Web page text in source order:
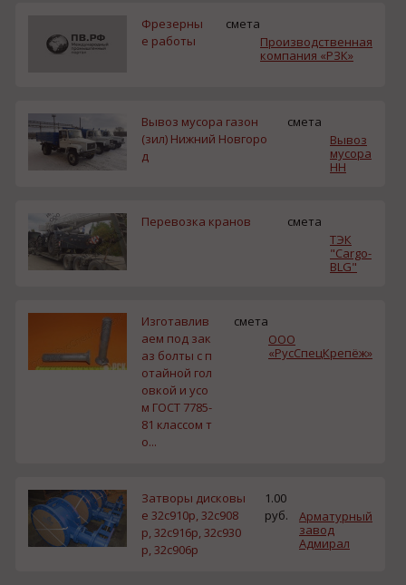
Фрезерны
е работы
смета
Производственная
компания «РЗК»
Вывоз мусора газон
(зил) Нижний Новгоро
д
смета
Вывоз
мусора
НН
Перевозка кранов
смета
ТЭК
"Cargo-
BLG"
Изготавлив
аем под зак
аз болты с п
отайной гол
овкой и усо
м ГОСТ 7785-
81 классом т
о...
смета
ООО
«РусСпецКрепёж»
Затворы дисковы
е 32с910р, 32с908
р, 32с916р, 32с930
р, 32с906р
1.00
руб.
Арматурный
завод
Адмирал